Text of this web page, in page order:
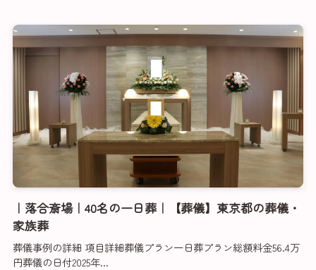
｜落合斎場｜40名の一日葬｜【葬儀】東京都の葬儀・
家族葬
葬儀事例の詳細 項目詳細葬儀プラン一日葬プラン総額料金56.4万
円葬儀の日付2025年...